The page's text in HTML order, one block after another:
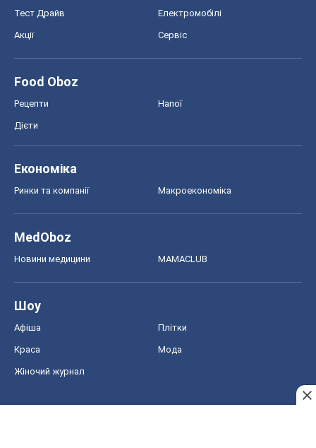
Тест Драйв Електромобілі
Акції Сервіс
Food Oboz
Рецепти Напої
Дієти
Економіка
Ринки та компанії Макроекономіка
MedOboz
Новини медицини MAMACLUB
Шоу
Афіша Плітки
Краса Мода
Жіночий журнал